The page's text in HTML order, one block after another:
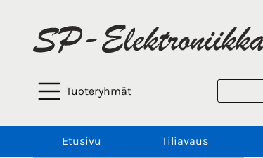
Tuoteryhmät
Etusivu Tiliavaus